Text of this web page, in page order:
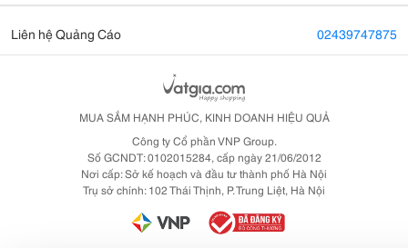
Liên hệ Quảng Cáo 02439747875
MUA SẮM HẠNH PHÚC, KINH DOANH HIỆU QUẢ
Công ty Cổ phần VNP Group.
Số GCNDT: 0102015284, cấp ngày 21/06/2012
Nơi cấp: Sở kế hoạch và đầu tư thành phố Hà Nội
Trụ sở chính: 102 Thái Thịnh, P. Trung Liệt, Hà Nội